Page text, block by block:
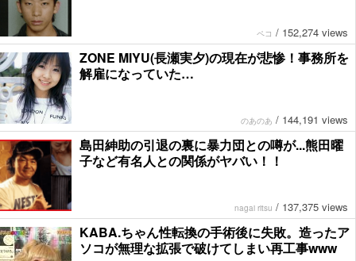
ペコ / 152,274 views
ZONE MIYU(長瀬実夕)の現在が悲惨！事務所を
解雇になっていた…
のあのあ / 144,191 views
島田紳助の引退の裏に暴力団との噂が...熊田曜
子など有名人との関係がヤバい！！
nagai ritsu / 137,375 views
KABA.ちゃん性転換の手術後に失敗。造ったア
ソコが無理な拡張で破けてしまい再工事www